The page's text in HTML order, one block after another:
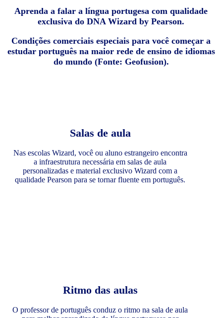
Aprenda a falar a língua portugesa com qualidade
exclusiva do DNA Wizard by Pearson.
Condições comerciais especiais para você começar a
estudar português na maior rede de ensino de idiomas
do mundo (Fonte: Geofusion).
Salas de aula
Nas escolas Wizard, você ou aluno estrangeiro encontra
a infraestrutura necessária em salas de aula
personalizadas e material exclusivo Wizard com a
qualidade Pearson para se tornar fluente em português.
Ritmo das aulas
O professor de português conduz o ritmo na sala de aula